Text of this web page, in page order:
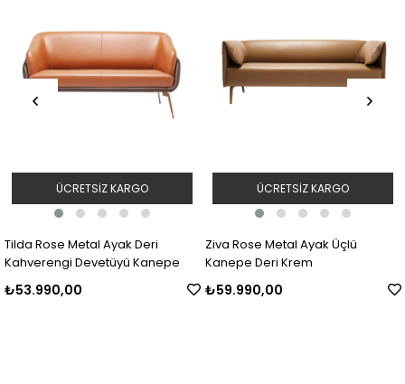
Ziva Rose Metal Ayak Üçlü
Kanepe Deri Krem
₺59.990,00
ÜCRETSIZ KARGO
Tillo Kanepe Deri Sarı Siyah
₺55.990,00
ÜCRETSIZ KARGO